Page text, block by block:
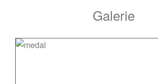
Galerie